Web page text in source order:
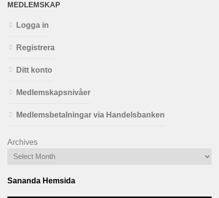
MEDLEMSKAP
Logga in
Registrera
Ditt konto
Medlemskapsnivåer
Medlemsbetalningar via Handelsbanken
Archives
Sananda Hemsida